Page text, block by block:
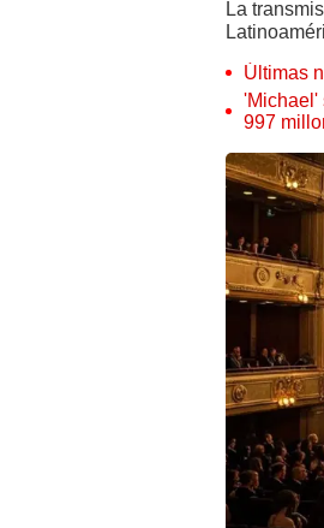
La
Últimas
'Michael'
997